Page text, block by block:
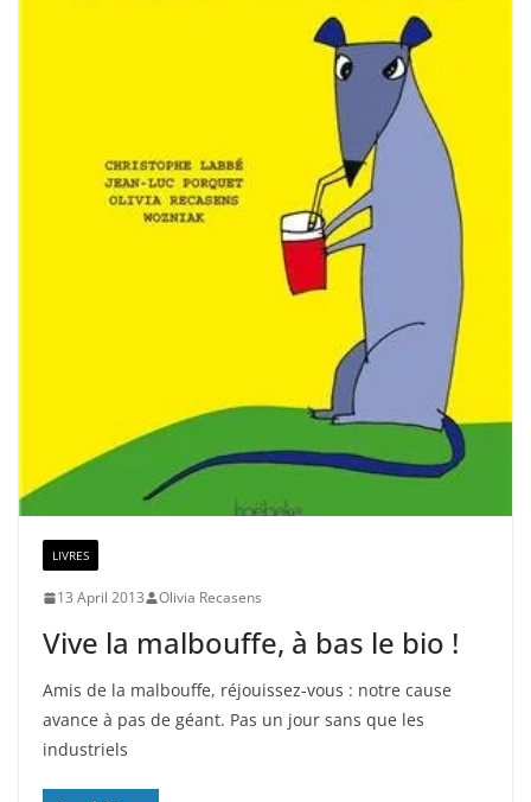
LIVRES
13 April 2013 Olivia Recasens
Vive la malbouffe, à bas le bio !
Amis de la malbouffe, réjouissez-vous : notre cause
avance à pas de géant. Pas un jour sans que les
industriels